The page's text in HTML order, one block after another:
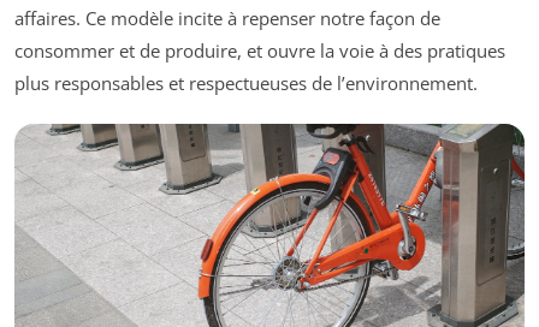
affaires. Ce modèle incite à repenser notre façon de
consommer et de produire, et ouvre la voie à des pratiques
plus responsables et respectueuses de l’environnement.